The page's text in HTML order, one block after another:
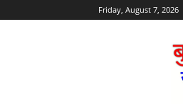
Friday, August 7, 2026